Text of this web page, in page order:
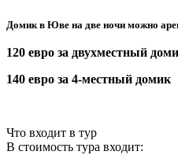
Домик в Юве на две ночи можно
120 евро за двухместный
140 евро за 4-местный домик
Что входит в тур
В стоимость тура входит: